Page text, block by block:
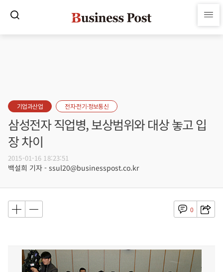
기업과산업 전자·전기·정보통신
삼성전자 직업병, 보상범위와 대상 놓고 입
장 차이
2015-01-16 18:23:51
백설희 기자 - ssul20@businesspost.co.kr
0